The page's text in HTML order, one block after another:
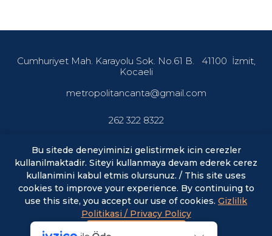
Cumhuriyet Mah. Karayolu Sok. No.61 B. 41100 İzmit,
Kocaeli
metropolitancanta@gmail.com
262 322 8322
En son haberler ve fırsatlardan haberdar olmak için abone
olun.
Bu sitede deneyiminizi gelistirmek icin cerezler
kullanilmaktadir. Siteyi kullanmaya devam ederek cerez
kullanimini kabul etmis olursunuz. / This site uses
cookies to improve your experience. By continuing to
use this site, you accept our use of cookies. Gizlilik
Politikasi / Privacy Policy
Kabul Et / Accept